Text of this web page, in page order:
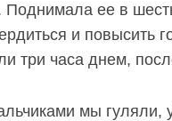
ее в
и повысить
три часа днем,
мы гуляли,